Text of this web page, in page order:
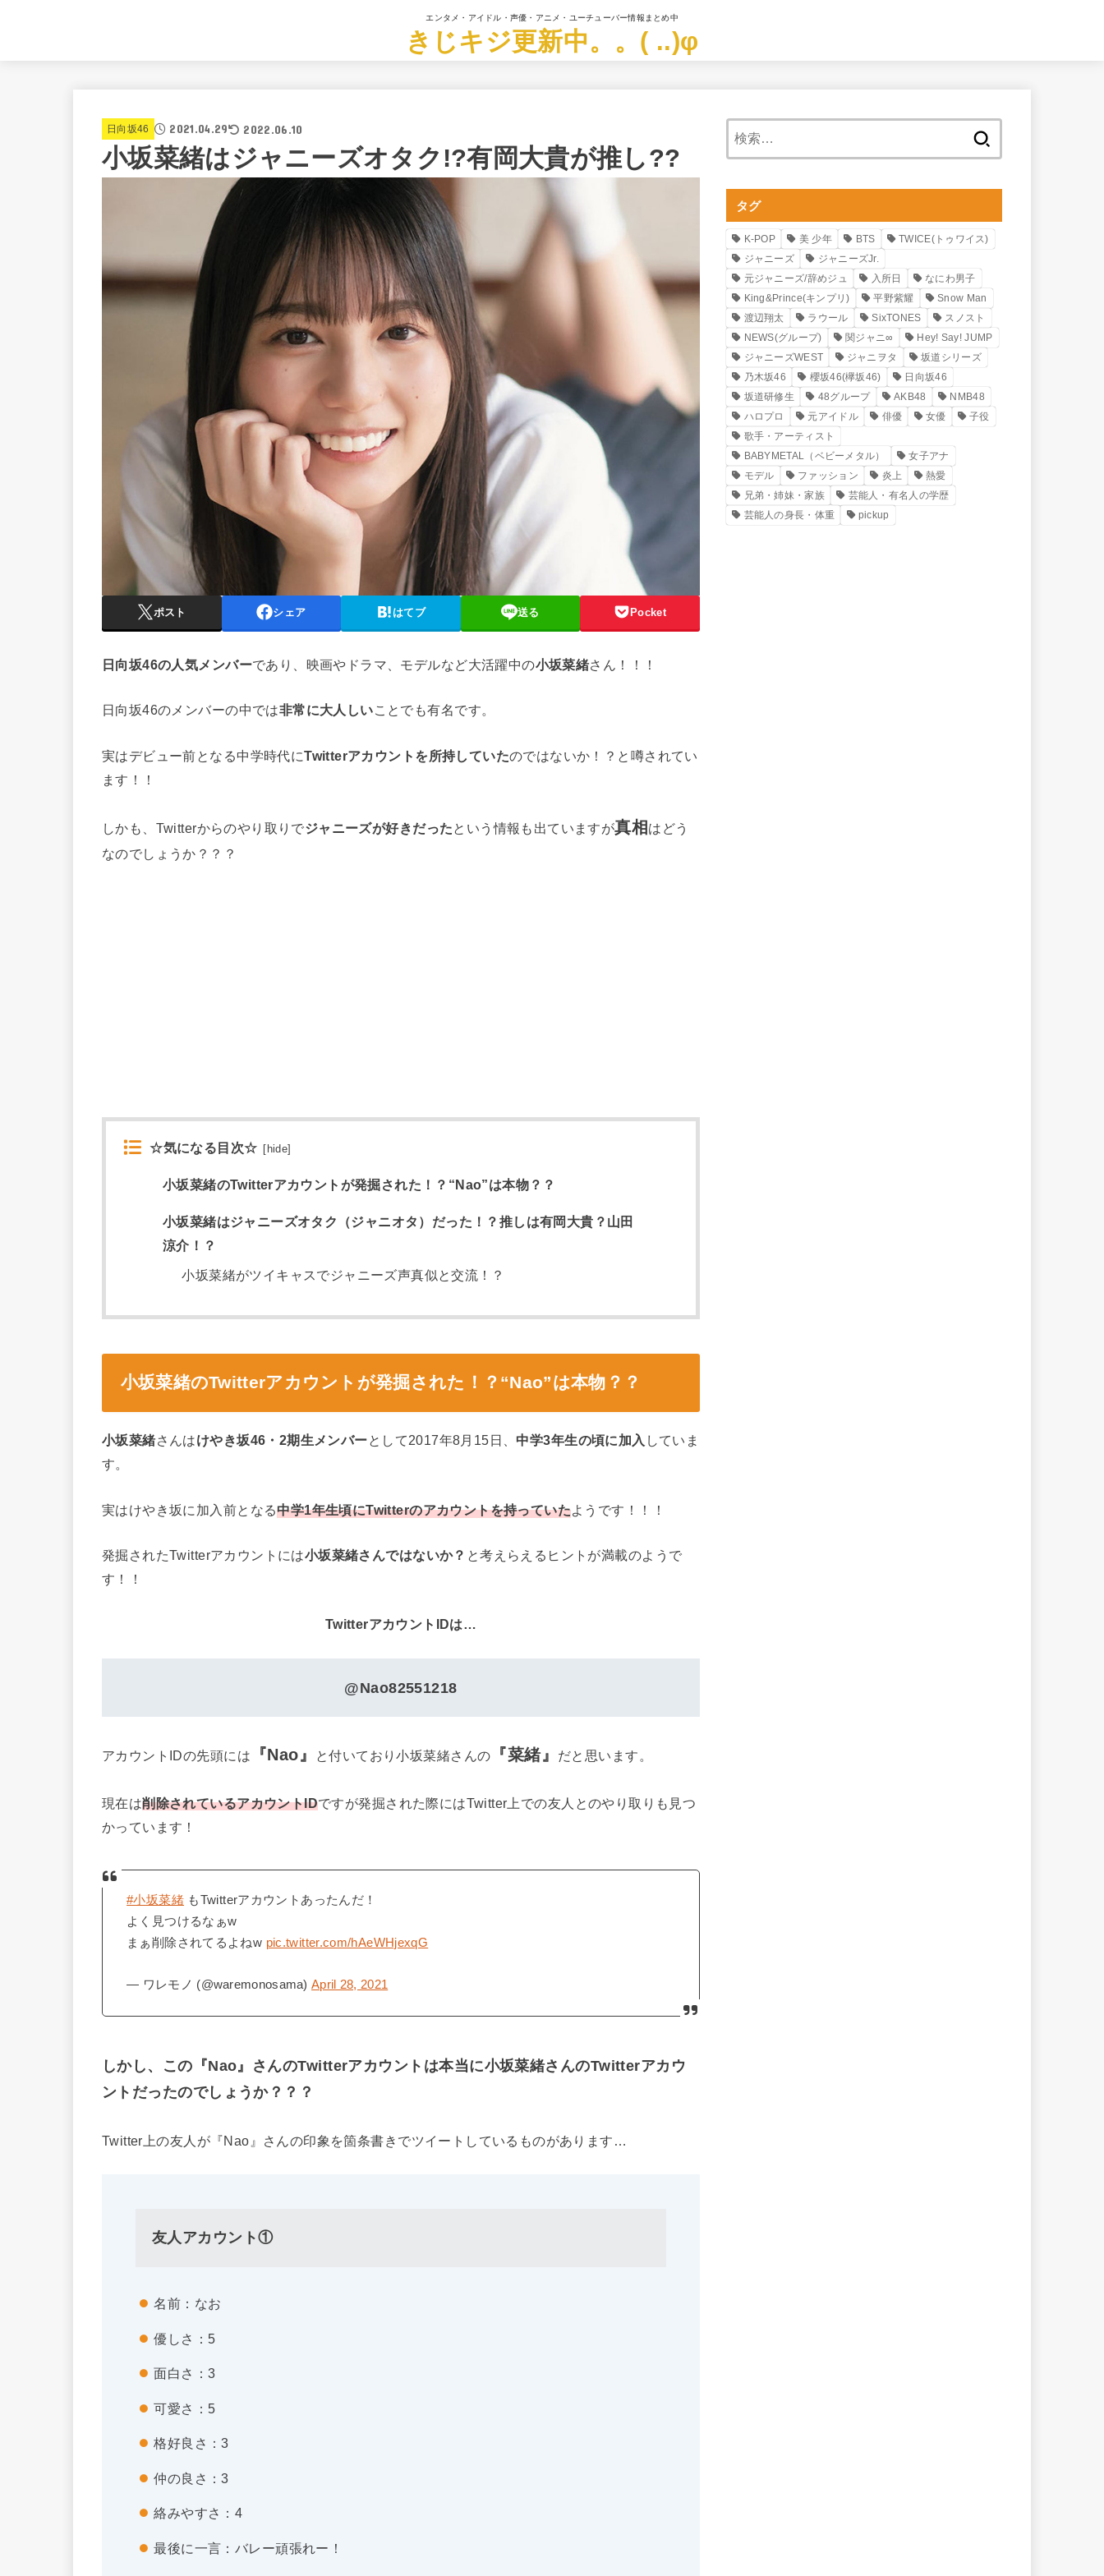
エンタメ・アイドル・声優・アニメ・ユーチューバー情報まとめ中
きじキジ更新中。。( ..)φ
日向坂46 2021.04.29 2022.06.10
小坂菜緒はジャニーズオタク!?有岡大貴が推し??
ポスト シェア はてブ 送る Pocket
日向坂46の人気メンバーであり、映画やドラマ、モデルなど大活躍中の小坂菜緒さん！！！
日向坂46のメンバーの中では非常に大人しいことでも有名です。
実はデビュー前となる中学時代にTwitterアカウントを所持していたのではないか！？と噂されてい
ます！！
しかも、Twitterからのやり取りでジャニーズが好きだったという情報も出ていますが真相 はどう
なのでしょうか？？？
☆気になる目次☆ hide
小坂菜緒のTwitterアカウントが発掘された！？“Nao”は本物？？
小坂菜緒はジャニーズオタク（ジャニオタ）だった！？推しは有岡大貴？山田
涼介！？
小坂菜緒がツイキャスでジャニーズ声真似と交流！？
小坂菜緒のTwitterアカウントが発掘された！？“Nao”は本物？？
小坂菜緒さんはけやき坂46・2期生メンバーとして2017年8月15日、 中学3年生の頃に加入 していま
す。
実はけやき坂に加入前となる中学1年生頃にTwitterのアカウントを持っていたようです！！！
発掘されたTwitterアカウントには小坂菜緒さんではないか？ と考えらえるヒントが満載のようで
す！！
TwitterアカウントIDは…
@Nao82551218
アカウントIDの先頭には 『Nao』 と付いており小坂菜緒さんの 『菜緒』 だと思います。
現在は削除されているアカウントIDですが発掘された際にはTwitter上での友人とのやり取りも見つ
かっています！
#小坂菜緒もTwitterアカウントあったんだ！
よく見つけるなぁw
まぁ削除されてるよねw pic.twitter.com/hAeWHjexqG
— ワレモノ (@waremonosama)April 28, 2021
しかし、この『Nao』さんのTwitterアカウントは本当に小坂菜緒さんのTwitterアカウ
ントだったのでしょうか？？？
Twitter上の友人が『Nao』さんの印象を箇条書きでツイートしているものがあります…
友人アカウント①
名前：なお
優しさ：5
面白さ：3
可愛さ：5
格好良さ：3
仲の良さ：3
絡みやすさ：4
最後に一言：バレー頑張れー！
タグ
K-POP 美 少年 BTS
TWICE(トゥワイス)
ジャニーズ
ジャニーズJr.
元ジャニーズ/辞めジュ
入所日
なにわ男子
King&Prince(キンプリ)
平野紫耀
Snow Man
渡辺翔太
ラウール SixTONES
スノスト
NEWS(グループ)
関ジャニ∞
Hey! Say! JUMP
ジャニーズWEST
ジャニヲタ
坂道シリーズ
乃木坂46
櫻坂46(欅坂46)
日向坂46
坂道研修生
48グループ AKB48
NMB48
ハロプロ
元アイドル 俳優 女優
子役
歌手・アーティスト
BABYMETAL（ベビーメタル）
女子アナ
モデル
ファッション 炎上
熱愛
兄弟・姉妹・家族
芸能人・有名人の学歴
芸能人の身長・体重
pickup